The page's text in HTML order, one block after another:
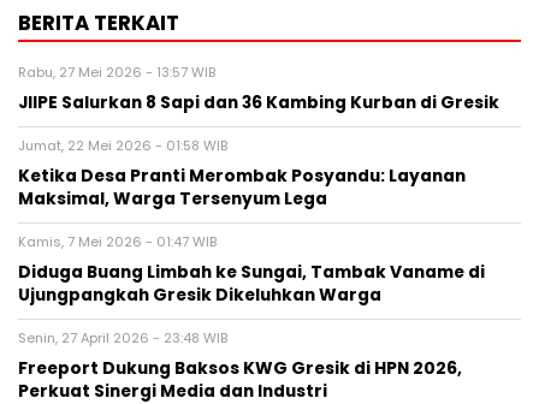
BERITA TERKAIT
Rabu, 27 Mei 2026 - 13:57 WIB
JIIPE Salurkan 8 Sapi dan 36 Kambing Kurban di Gresik
Jumat, 22 Mei 2026 - 01:58 WIB
Ketika Desa Pranti Merombak Posyandu: Layanan
Maksimal, Warga Tersenyum Lega
Kamis, 7 Mei 2026 - 01:47 WIB
Diduga Buang Limbah ke Sungai, Tambak Vaname di
Ujungpangkah Gresik Dikeluhkan Warga
Senin, 27 April 2026 - 23:48 WIB
Freeport Dukung Baksos KWG Gresik di HPN 2026,
Perkuat Sinergi Media dan Industri